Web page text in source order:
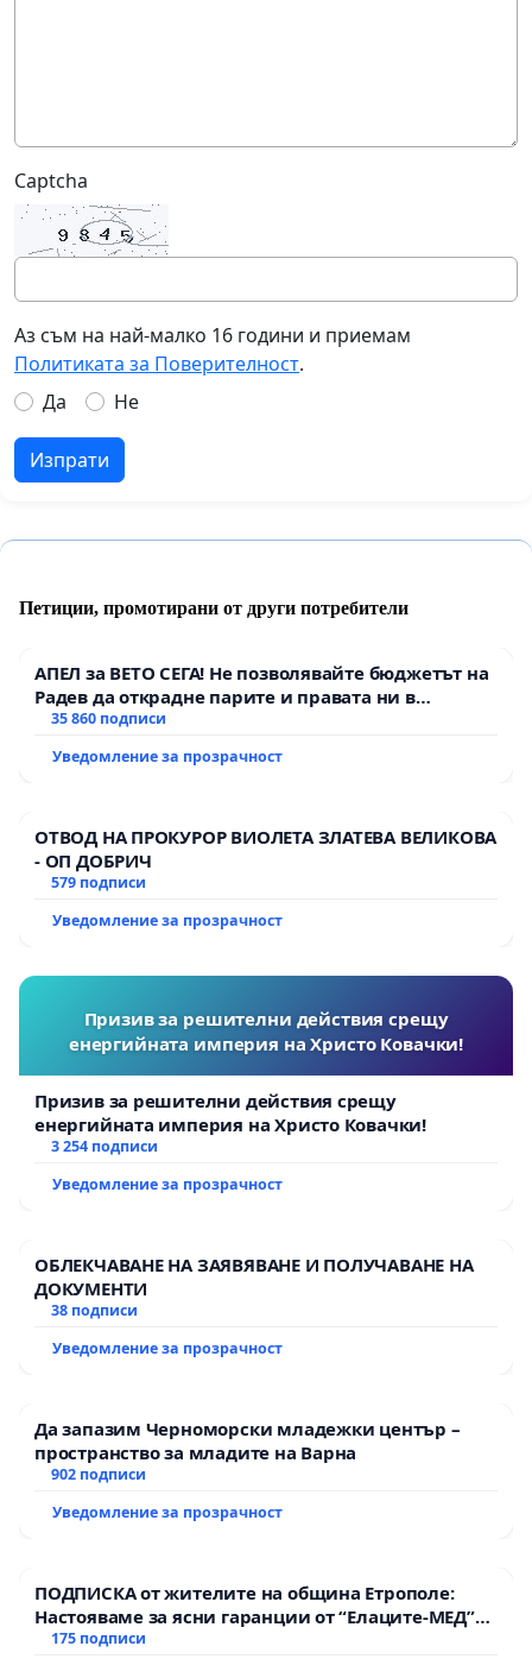
Captcha
Аз съм на най-малко 16 години и приемам
Политиката за Поверителност.
Да
Не
Изпрати
Петиции, промотирани от други потребители
АПЕЛ за ВЕТО СЕГА! Не позволявайте бюджетът на
Радев да открадне парите и правата ни в
тъмното
35 860 подписи
Уведомление за прозрачност
ОТВОД НА ПРОКУРОР ВИОЛЕТА ЗЛАТЕВА ВЕЛИКОВА
- ОП ДОБРИЧ
579 подписи
Уведомление за прозрачност
Призив за решителни действия срещу
енергийната империя на Христо Ковачки!
Призив за решителни действия срещу
енергийната империя на Христо Ковачки!
3 254 подписи
Уведомление за прозрачност
ОБЛЕКЧАВАНЕ НА ЗАЯВЯВАНЕ И ПОЛУЧАВАНЕ НА
ДОКУМЕНТИ
38 подписи
Уведомление за прозрачност
Да запазим Черноморски младежки център –
пространство за младите на Варна
902 подписи
Уведомление за прозрачност
ПОДПИСКА от жителите на община Етрополе:
Настояваме за ясни гаранции от “Елаците-МЕД”
АД и от държавата, че ще се изпълнят всички
175 подписи